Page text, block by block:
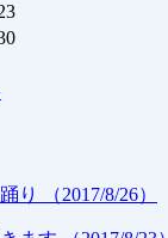
り （2017/8/26）